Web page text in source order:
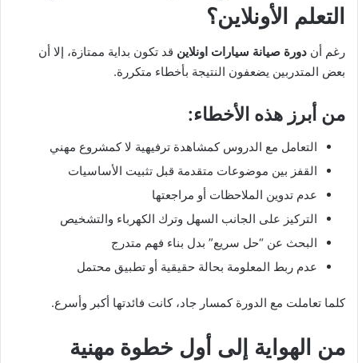
التعلم الأونلاين؟
رغم أن دورة صيانة سيارات اونلاين قد تكون بداية ممتازة، إلا أن
بعض المتدربين يضعفون النتيجة بأخطاء متكررة.
من أبرز هذه الأخطاء:
التعامل مع الدروس كمشاهدة ترفيهية لا كمشروع مهني
القفز بين موضوعات متقدمة قبل تثبيت الأساسيات
عدم تدوين الملاحظات أو مراجعتها
التركيز على الجانب السهل وترك الكهرباء والتشخيص
البحث عن “حل سريع” بدل بناء فهم متدرج
عدم ربط المعلومة بحالة حقيقية أو تطبيق محتمل
كلما تعاملت مع الدورة كمسار جاد، كانت فائدتها أكبر وأسرع.
من الهواية إلى أول خطوة مهنية